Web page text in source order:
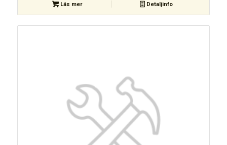
Läs mer Detaljinfo